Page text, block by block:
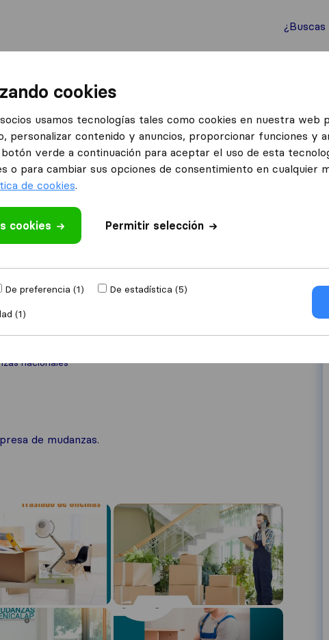
nacionales
de mudanzas.
cookies
usamos tecnologías tales como cookies en nuestra web
personalizar contenido y anuncios, proporcionar funciones y
verde a continuación para aceptar el uso de esta
o para cambiar sus opciones de consentimiento en cualquier
de cookies.
cookies Permitir selección
De preferencia (1)
De estadística (5)
(1)